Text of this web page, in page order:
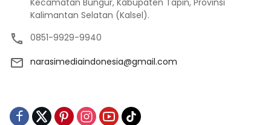
Kecamatan Bungur, Kabupaten Tapin, Provinsi
Kalimantan Selatan (Kalsel).
0851-9929-9940
narasimediaindonesia@gmail.com